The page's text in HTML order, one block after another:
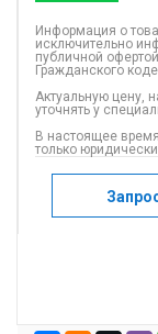
Информация о
исключительно
публичной
Гражданского
Актуальную цену,
уточнять у
В настоящее
только